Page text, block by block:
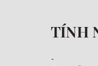
TÍNH
-